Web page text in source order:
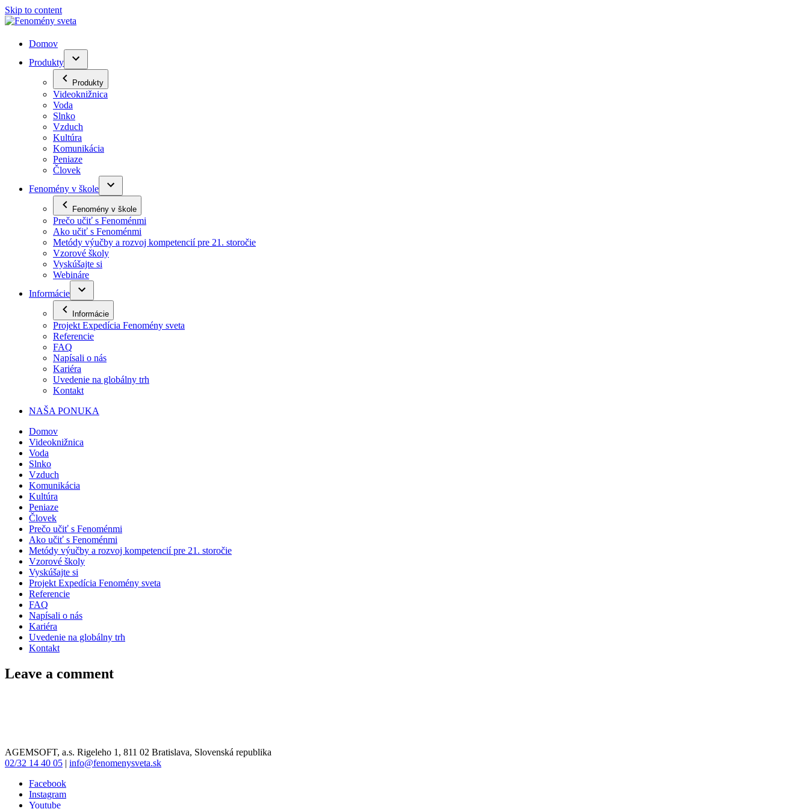
Skip to content
Domov
Produkty
Produkty
Videoknižnica
Voda
Slnko
Vzduch
Kultúra
Komunikácia
Peniaze
Človek
Fenomény v škole
Fenomény v škole
Prečo učiť s Fenoménmi
Ako učiť s Fenoménmi
Metódy výučby a rozvoj kompetencií pre 21. storočie
Vzorové školy
Vyskúšajte si
Webináre
Informácie
Informácie
Projekt Expedícia Fenomény sveta
Referencie
FAQ
Napísali o nás
Kariéra
Uvedenie na globálny trh
Kontakt
NAŠA PONUKA
Domov
Videoknižnica
Voda
Slnko
Vzduch
Komunikácia
Kultúra
Peniaze
Človek
Prečo učiť s Fenoménmi
Ako učiť s Fenoménmi
Metódy výučby a rozvoj kompetencií pre 21. storočie
Vzorové školy
Vyskúšajte si
Projekt Expedícia Fenomény sveta
Referencie
FAQ
Napísali o nás
Kariéra
Uvedenie na globálny trh
Kontakt
Leave a comment
AGEMSOFT, a.s. Rigeleho 1, 811 02 Bratislava, Slovenská republika
02/32 14 40 05 | info@fenomenysveta.sk
Facebook
Instagram
Youtube